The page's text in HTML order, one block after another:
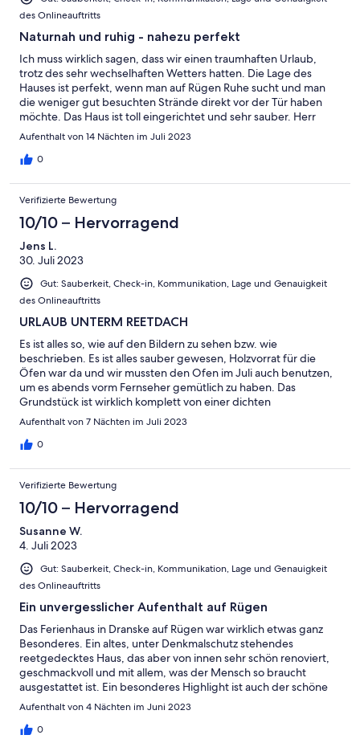
des Onlineauftritts
Naturnah und ruhig - nahezu perfekt
Ich muss wirklich sagen, dass wir einen traumhaften Urlaub,
trotz des sehr wechselhaften Wetters hatten. Die Lage des
Hauses ist perfekt, wenn man auf Rügen Ruhe sucht und man
die weniger gut besuchten Strände direkt vor der Tür haben
möchte. Das Haus ist toll eingerichtet und sehr sauber. Herr
Mardus ist überaus freundlich und hat uns auch während des
Aufenthalt von 14 Nächten im Juli 2023
0
Verifizierte Bewertung
10/10 – Hervorragend
Jens L.
30. Juli 2023
Gut: Sauberkeit, Check-in, Kommunikation, Lage und Genauigkeit
des Onlineauftritts
URLAUB UNTERM REETDACH
Es ist alles so, wie auf den Bildern zu sehen bzw. wie
beschrieben. Es ist alles sauber gewesen, Holzvorrat für die
Öfen war da und wir mussten den Ofen im Juli auch benutzen,
um es abends vorm Fernseher gemütlich zu haben. Das
Grundstück ist wirklich komplett von einer dichten
Brombeerhecke umgeben und nur von der Gartentür
man wirklich von niemandem gestört. Man fühlt sich wie vor 100
Holunder- ,Brombeer- und Stachelbeerbüsche, die sicher zur
entsprechenden Jahreszeit naschbar sind, ansonsten eignet
sich das Grundstück für Ruhesuchende zum Lesen unter
Bäumen, Vogel- und Naturbeobachtungen, Entspannen und
Sonnen in vorhandenen Liegestühlen, Grillen und evtl.
Federballspielen. WLAN ist über eine Funkkarte, und der
Internet- und Telefonempfang im Haus war mit unserem
Netzbetreiber nahezu unmöglich. Fernsehen hat via Satellit
problemlos funktioniert. Kaffeemaschine ersatzwürdig. Manche
Türen sind schwerstgängig. Das Alte Haus arbeitet halt in allen
Fugen, ist aber auf alt gemacht saniert. Wir wurden mit einer
Flasche Wein und vorbereiteten Kurkarten empfangen,
Kommunikation mit Vermieter sehr gut per WhatsApp, wir
haben die Woche genossen und würden wieder hinfahren.
Aufenthalt von 7 Nächten im Juli 2023
0
Verifizierte Bewertung
10/10 – Hervorragend
Susanne W.
4. Juli 2023
Gut: Sauberkeit, Check-in, Kommunikation, Lage und Genauigkeit
des Onlineauftritts
Ein unvergesslicher Aufenthalt auf Rügen
Das Ferienhaus in Dranske auf Rügen war wirklich etwas ganz
Besonderes. Ein altes, unter Denkmalschutz stehendes
reetgedecktes Haus, das aber von innen sehr schön renoviert,
geschmackvoll und mit allem, was der Mensch so braucht
ausgestattet ist. Ein besonderes Highlight ist auch der schöne
Garten, in dem man nett sitzen, essen oder einfach nur dem
Echt toll!
Aufenthalt von 4 Nächten im Juni 2023
0